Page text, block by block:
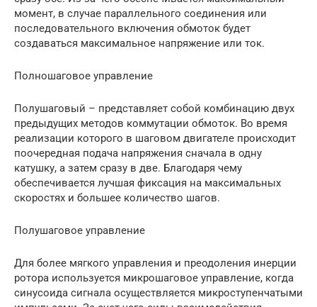
момент, в случае параллельного соединения или
последовательного включения обмоток будет
создаваться максимальное напряжение или ток.
Полношаговое управление
Полушаговый – представляет собой комбинацию двух
предыдущих методов коммутации обмоток. Во время
реализации которого в шаговом двигателе происходит
поочередная подача напряжения сначала в одну
катушку, а затем сразу в две. Благодаря чему
обеспечивается лучшая фиксация на максимальных
скоростях и большее количество шагов.
Полушаговое управление
Для более мягкого управления и преодоления инерции
ротора используется микрошаговое управление, когда
синусоида сигнала осуществляется микроступенчатыми